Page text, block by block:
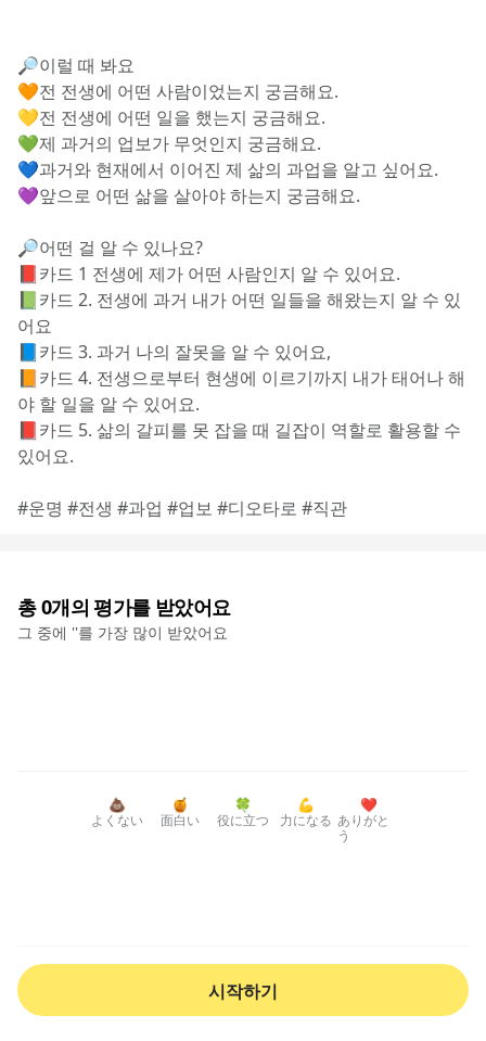
🔎이럴 때 봐요
🧡전 전생에 어떤 사람이었는지 궁금해요.
💛전 전생에 어떤 일을 했는지 궁금해요.
💚제 과거의 업보가 무엇인지 궁금해요.
💙과거와 현재에서 이어진 제 삶의 과업을 알고 싶어요.
💜앞으로 어떤 삶을 살아야 하는지 궁금해요.
🔎어떤 걸 알 수 있나요?
📕카드 1 전생에 제가 어떤 사람인지 알 수 있어요.
📗카드 2. 전생에 과거 내가 어떤 일들을 해왔는지 알 수 있
어요
📘카드 3. 과거 나의 잘못을 알 수 있어요,
📙카드 4. 전생으로부터 현생에 이르기까지 내가 태어나 해
야 할 일을 알 수 있어요.
📕카드 5. 삶의 갈피를 못 잡을 때 길잡이 역할로 활용할 수
있어요.
#운명 #전생 #과업 #업보 #디오타로 #직관
총0개의 평가를 받았어요
그 중에 ''를 가장 많이 받았어요
💩
よくない
🍯
面白い
🍀
役に立つ
💪
力になる
❤️
ありがと
う
시작하기